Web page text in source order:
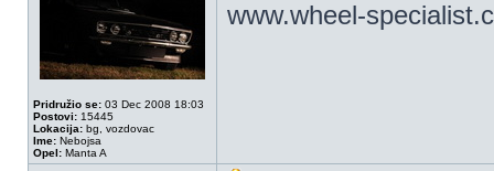
Pridružio se: 03 Dec 2008 18:03
Postovi: 15445
Lokacija: bg, vozdovac
Ime: Nebojsa
Opel: Manta A
www.wheel-